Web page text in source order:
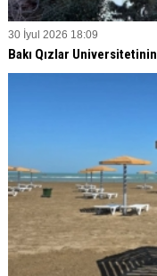
30 İyul 2026 18:09
Bakı Qızlar Universitetinin